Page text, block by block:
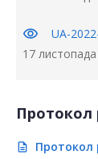
visibility
UA-
17
Протокол
description Протокол